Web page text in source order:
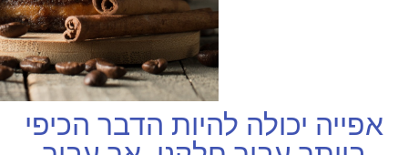
אפייה יכולה להיות הדבר הכיפי